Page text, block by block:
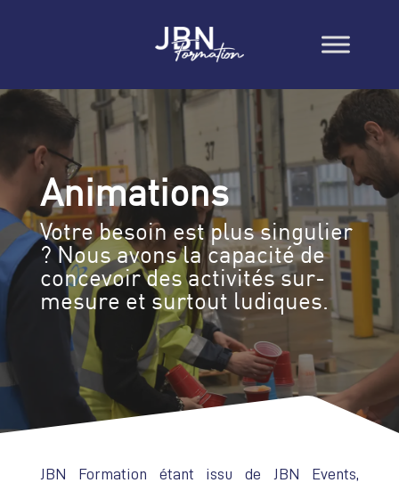
Animations
Votre besoin est plus singulier
? Nous avons la capacité de
concevoir des activités sur-
mesure et surtout ludiques.
JBN Formation étant issu de JBN Events,